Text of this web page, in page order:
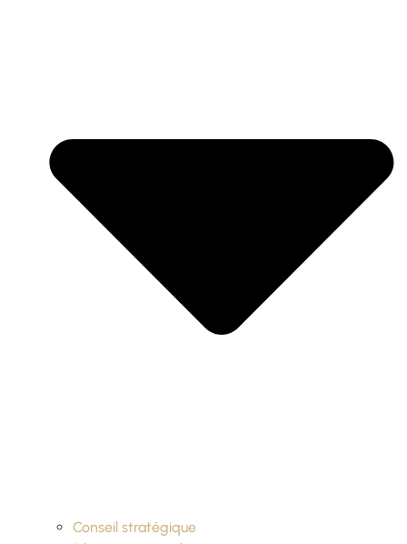
Conseil stratégique